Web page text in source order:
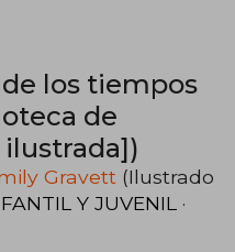
los tiempos
de
Gravett (Ilustrado
Y JUVENIL ·